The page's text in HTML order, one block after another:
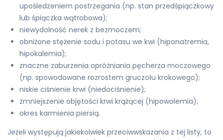
upośledzeniem postrzegania (np. stan przedśpiączkowy
lub śpiączka wątrobowa);
niewydolność nerek z bezmoczem;
obniżone stężenie sodu i potasu we kwi (hiponatremia,
hipokalemia);
znaczne zaburzenia opróżniania pęcherza moczowego
(np. spowodowane rozrostem gruczołu krokowego);
niskie ciśnienie krwi (niedociśnienie);
zmniejszenie objętości krwi krążącej (hipowolemia);
okres karmienia piersią.
Jeżeli występują jakiekolwiek przeciwwskazania z tej listy, to